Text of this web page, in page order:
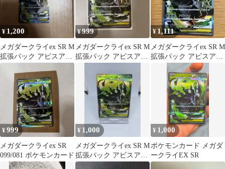
¥ 1,200
メガダークライex SR M
拡張パック アビスアイ
キラ 099/081
¥999
メガダークライex SR M
拡張パック アビスアイ
¥ 1,111
メガダークライex SR M
拡張パック アビスアイ
キラ 099/081
¥999
メガダークライex SR
099/081 ポケモンカード
¥ 1,000
メガダークライex SR M
拡張パック アビスアイ
キラ 099/081
¥ 1,000
ポケモンカード メガダ
ークライEX SR